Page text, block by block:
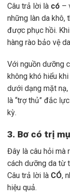
Câu trả lời là có –
những làn da khô,
được phục hồi.
hàng rào bảo vệ
Với nguồn dưỡng
không khó hiểu khi
dưới dạng mặt
là “trợ thủ” đắc
kỳ.
3. Bơ có trị
Đây là câu hỏi mà
cách dưỡng da từ
Câu trả lời là CÓ,
hiệu quả.